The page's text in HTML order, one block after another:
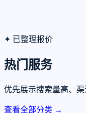
✦ 已整理报价
热门服务
优先展示搜索量高、
查看全部分类 →